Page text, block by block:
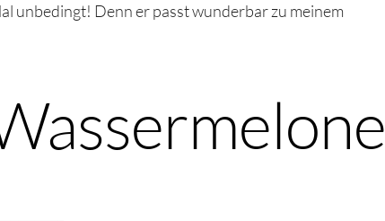
unbedingt! Denn er passt wunderbar zu meinem